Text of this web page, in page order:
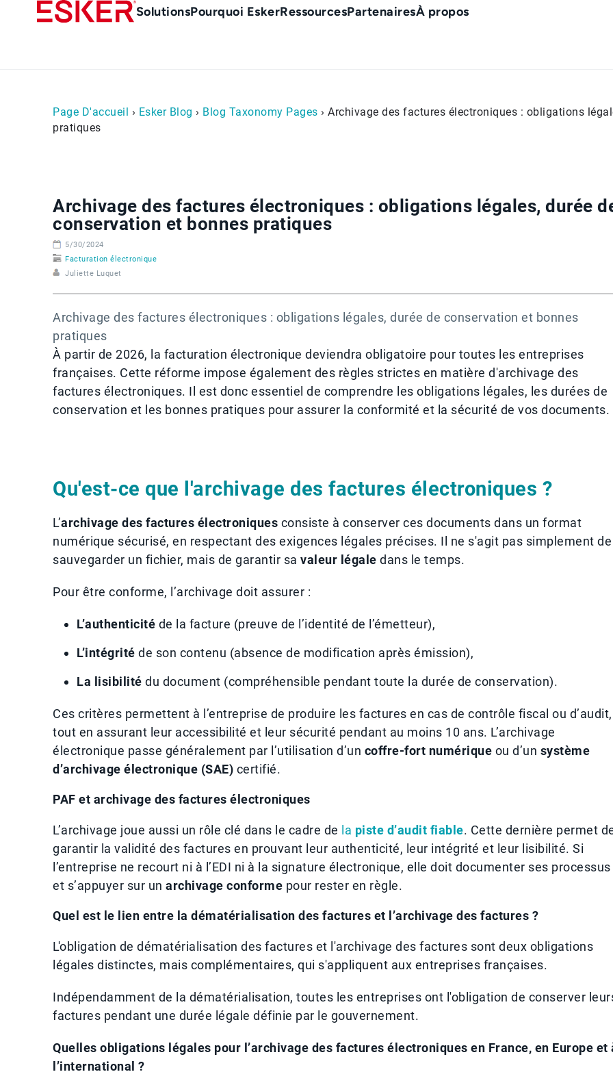
Main
SolutionsPourquoi EskerRessourcesPartenairesÀ propos
Page D'accueil › Esker Blog › Blog Taxonomy Pages › Archivage des factures électroniques : obligations
pratiques
Archivage des factures électroniques : obligations légales, durée
conservation et bonnes pratiques
5/30/2024
Facturation électronique
Juliette Luquet
Archivage des factures électroniques : obligations légales, durée de conservation et bonnes
pratiques
À partir de 2026, la facturation électronique deviendra obligatoire pour toutes les entreprises
françaises. Cette réforme impose également des règles strictes en matière d'archivage des
factures électroniques. Il est donc essentiel de comprendre les obligations légales, les durées de
conservation et les bonnes pratiques pour assurer la conformité et la sécurité de vos documents.
Qu'est-ce que l'archivage des factures électroniques ?
L’archivage des factures électroniques consiste à conserver ces documents dans un format
numérique sécurisé, en respectant des exigences légales précises. Il ne s'agit pas simplement de
sauvegarder un fichier, mais de garantir sa valeur légale dans le temps.
Pour être conforme, l’archivage doit assurer :
L’authenticité de la facture (preuve de l’identité de l’émetteur),
L’intégrité de son contenu (absence de modification après émission),
La lisibilité du document (compréhensible pendant toute la durée de conservation).
Ces critères permettent à l’entreprise de produire les factures en cas de contrôle fiscal ou d’audit,
tout en assurant leur accessibilité et leur sécurité pendant au moins 10 ans. L’archivage
électronique passe généralement par l’utilisation d’un coffre-fort numérique ou d’un système
d’archivage électronique (SAE) certifié.
PAF et archivage des factures électroniques
L’archivage joue aussi un rôle clé dans le cadre de la piste d’audit fiable. Cette dernière permet
garantir la validité des factures en prouvant leur authenticité, leur intégrité et leur lisibilité. Si
l’entreprise ne recourt ni à l’EDI ni à la signature électronique, elle doit documenter ses processus
et s’appuyer sur un archivage conforme pour rester en règle.
Quel est le lien entre la dématérialisation des factures et l’archivage des factures ?
L'obligation de dématérialisation des factures et l'archivage des factures sont deux obligations
légales distinctes, mais complémentaires, qui s'appliquent aux entreprises françaises.
Indépendamment de la dématérialisation, toutes les entreprises ont l'obligation de conserver
factures pendant une durée légale définie par le gouvernement.
Quelles obligations légales pour l’archivage des factures électroniques en France, en Europe et
l’international ?